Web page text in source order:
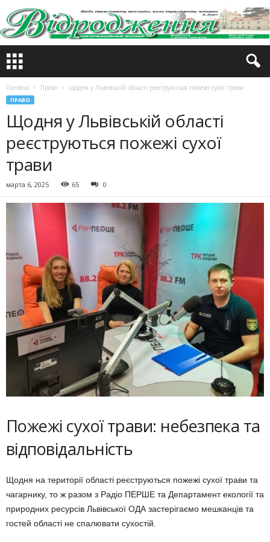
Головна Право Щодня у Львівській області реєструються пожежі сухої трави
ПРАВО
Щодня у Львівській області
реєструються пожежі сухої
трави
марта 6, 2025 65 0
Пожежі сухої трави: небезпека та
відповідальність
Щодня на території області реєструються пожежі сухої трави та
чагарнику, то ж разом з Радіо ПЕРШЕ та Департамент екології та
природних ресурсів Львівської ОДА застерігаємо мешканців та
гостей області не спалювати сухостій.